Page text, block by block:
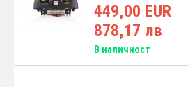
449,00 EUR
878,17 лв
В наличност